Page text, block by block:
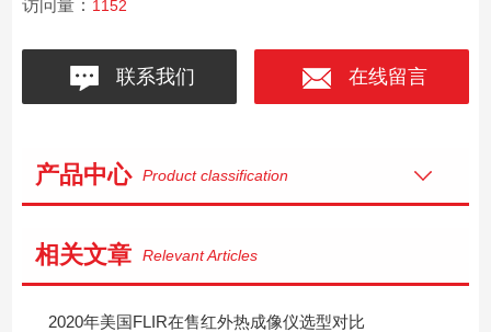
访问量： 1152
联系我们 在线留言
产品中心 Product classification
相关文章 Relevant Articles
2020年美国FLIR在售红外热成像仪选型对比